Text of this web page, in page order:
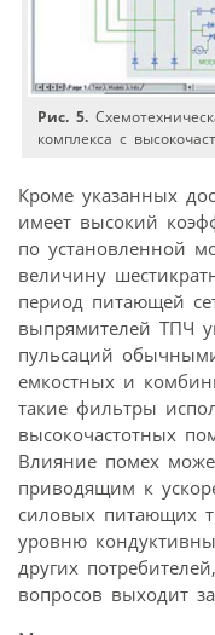
Рис. 5.
комплекса с
Кроме указанных
имеет высокий
по установленной
величину
период питающей
выпрямителей ТПЧ
пульсаций
емкостных и
такие фильтры
высокочастотных
Влияние помех
приводящим к
силовых питающих
уровню
других
вопросов выходит